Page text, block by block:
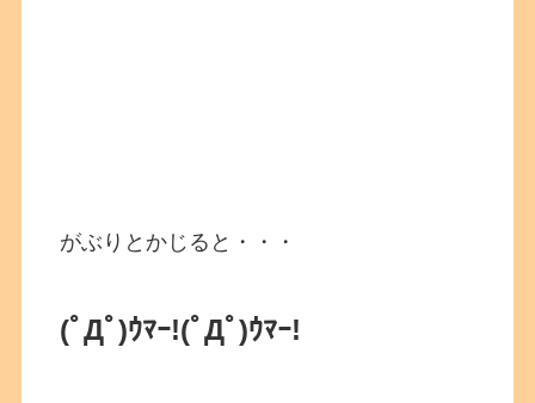
がぶりとかじると・・・
(ﾟДﾟ)ｳﾏｰ!(ﾟДﾟ)ｳﾏｰ!